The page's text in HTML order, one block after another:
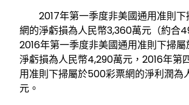
2017年第一季度非美國通用准則下
網的淨虧損為人民幣3,360萬元（約合
2016年第一季度非美國通用准則下掃
淨虧損為人民幣4,290萬元，2016年第
用准則下掃屬於500彩票網的淨利潤為
元。